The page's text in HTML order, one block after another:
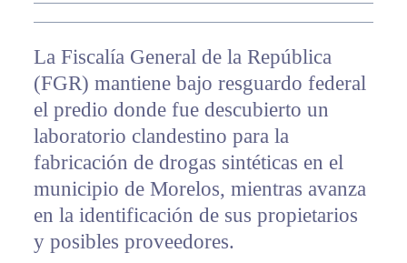
La Fiscalía General de la República
(FGR) mantiene bajo resguardo federal
el predio donde fue descubierto un
laboratorio clandestino para la
fabricación de drogas sintéticas en el
municipio de Morelos, mientras avanza
en la identificación de sus propietarios
y posibles proveedores.